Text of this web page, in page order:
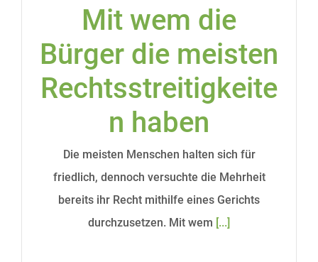
Mit wem die
Bürger die meisten
Rechtsstreitigkeite
n haben
Die meisten Menschen halten sich für
friedlich, dennoch versuchte die Mehrheit
bereits ihr Recht mithilfe eines Gerichts
durchzusetzen. Mit wem [...]